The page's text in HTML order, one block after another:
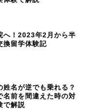
へ！2023年2月から半
換留学体験記
姓名が逆でも乗れる？
名前を間違えた時の対
で解説